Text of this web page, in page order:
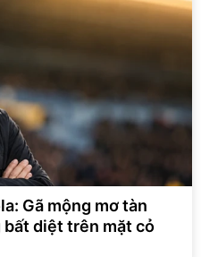
Gã mộng mơ tàn
bất diệt trên mặt cỏ